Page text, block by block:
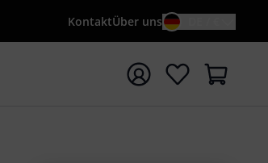
KontaktÜber uns
starten